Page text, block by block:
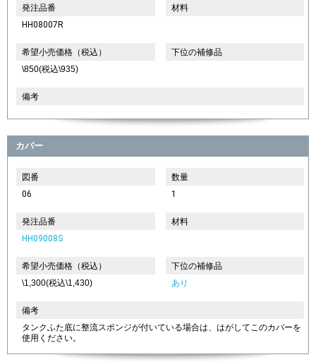
発注品番
HH08007R
材料
希望小売価格（税込）
\850(税込\935)
下位の補修品
備考
カバー
図番
06
数量
1
発注品番
HH09008S
材料
希望小売価格（税込）
\1,300(税込\1,430)
下位の補修品
あり
備考
タンクふた底に整流スポンジが付いている場合は、はがしてこのカバーを
使用ください。